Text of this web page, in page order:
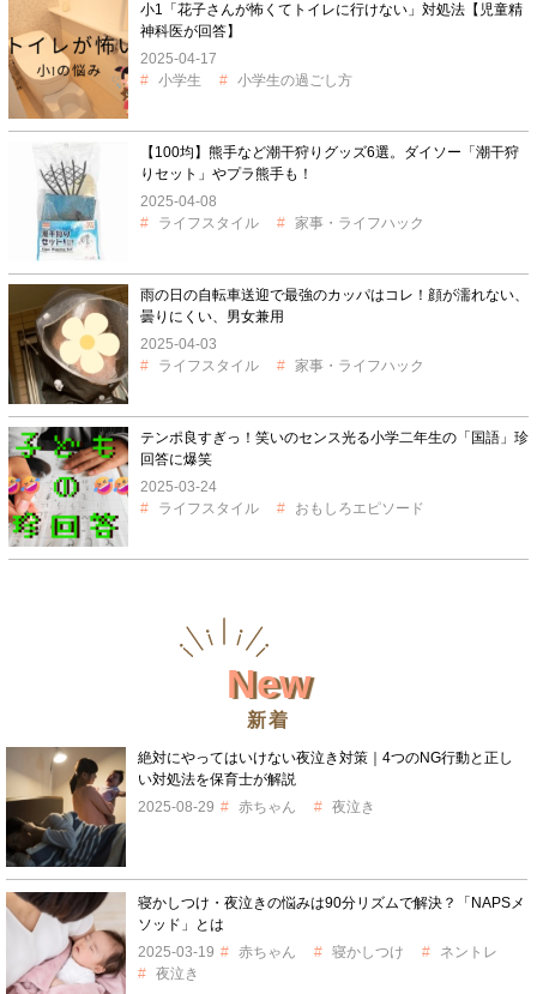
小1「花子さんが怖くてトイレに行けない」対処法【児童精
神科医が回答】
2025-04-17
小学生
小学生の過ごし方
【100均】熊手など潮干狩りグッズ6選。ダイソー「潮干狩
りセット」やプラ熊手も！
2025-04-08
ライフスタイル
家事・ライフハック
雨の日の自転車送迎で最強のカッパはコレ！顔が濡れない、
曇りにくい、男女兼用
2025-04-03
ライフスタイル
家事・ライフハック
テンポ良すぎっ！笑いのセンス光る小学二年生の「国語」珍
回答に爆笑
2025-03-24
ライフスタイル
おもしろエピソード
New
新着
絶対にやってはいけない夜泣き対策｜4つのNG行動と正し
い対処法を保育士が解説
2025-08-29
赤ちゃん 夜泣き
寝かしつけ・夜泣きの悩みは90分リズムで解決？「NAPSメ
ソッド」とは
2025-03-19
赤ちゃん 寝かしつけ
ネントレ
夜泣き